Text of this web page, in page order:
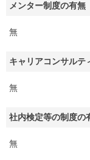
メンター制度の有無
無
キャリアコンサルテ
無
社内検定等の制度の
無